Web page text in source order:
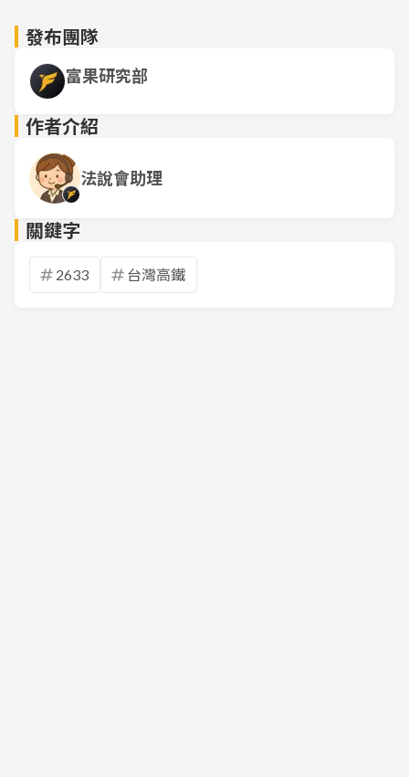
發布團隊
富果研究部
作者介紹
法說會助理
關鍵字
2633 台灣高鐵